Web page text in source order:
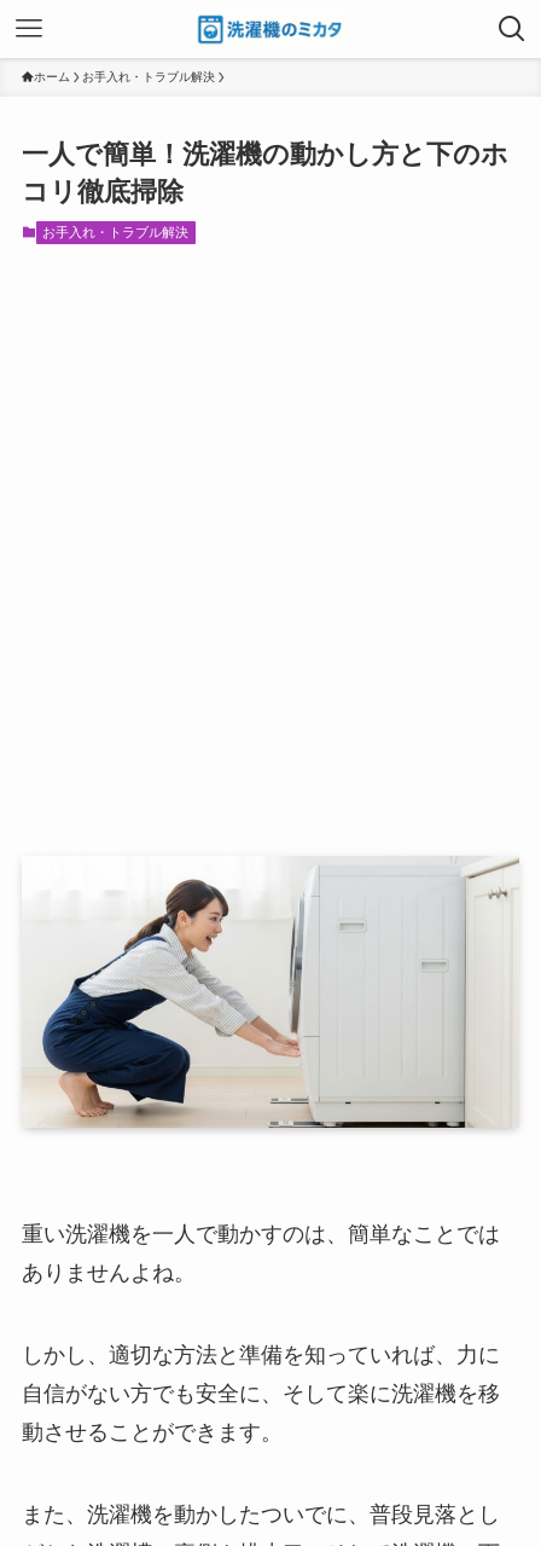
ホーム お手入れ・トラブル解決
一人で簡単！洗濯機の動かし方と下のホ
コリ徹底掃除
お手入れ・トラブル解決
重い洗濯機を一人で動かすのは、簡単なことでは
ありませんよね。
しかし、適切な方法と準備を知っていれば、力に
自信がない方でも安全に、そして楽に洗濯機を移
動させることができます。
また、洗濯機を動かしたついでに、普段見落とし